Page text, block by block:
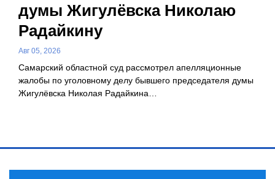
думы Жигулёвска Николаю
Радайкину
Авг 05, 2026
Самарский областной суд рассмотрел апелляционные
жалобы по уголовному делу бывшего председателя думы
Жигулёвска Николая Радайкина…